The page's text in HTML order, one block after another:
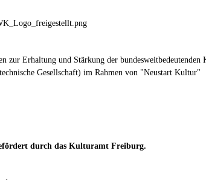
zur Erhaltung und Stärkung der
Gesellschaft) im Rahmen von "Neustart Kultur"
durch das Kulturamt Freiburg.